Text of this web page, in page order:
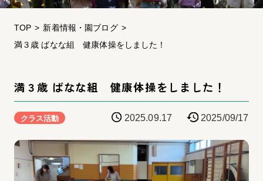
TOP
新着情報・園ブログ
満３歳 ばなな組 健康体操をしました！
満３歳 ばなな組 健康体操をしました！
クラス活動 2025.09.17 2025/09/17